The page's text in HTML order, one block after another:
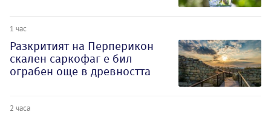
1 час
Разкритият на Перперикон
скален саркофаг е бил
ограбен още в древността
2 часа